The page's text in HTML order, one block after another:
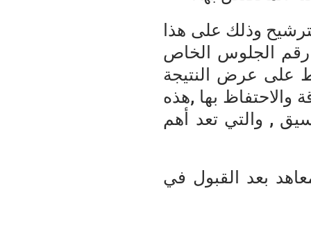
وذلك على هذا
رقم الجلوس الخاص
على عرض النتيجة
والاحتفاظ بها ,هذه
, والتي تعد أهم
بعد القبول في